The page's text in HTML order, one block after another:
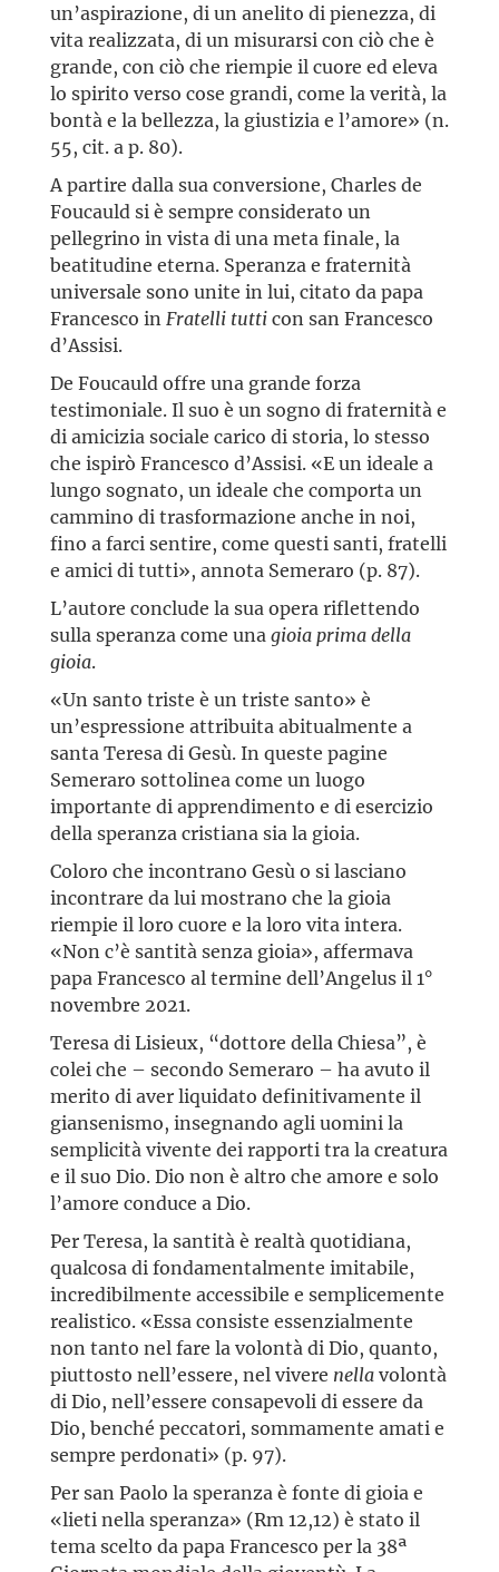
un’aspirazione, di un anelito di pienezza, di
vita realizzata, di un misurarsi con ciò che è
grande, con ciò che riempie il cuore ed eleva
lo spirito verso cose grandi, come la verità, la
bontà e la bellezza, la giustizia e l’amore» (n.
55, cit. a p. 80).
A partire dalla sua conversione, Charles de
Foucauld si è sempre considerato un
pellegrino in vista di una meta finale, la
beatitudine eterna. Speranza e fraternità
universale sono unite in lui, citato da papa
Francesco inFratelli tutticon san Francesco
d’Assisi.
De Foucauld offre una grande forza
testimoniale. Il suo è un sogno di fraternità e
di amicizia sociale carico di storia, lo stesso
che ispirò Francesco d’Assisi. «E un ideale a
lungo sognato, un ideale che comporta un
cammino di trasformazione anche in noi,
fino a farci sentire, come questi santi, fratelli
e amici di tutti», annota Semeraro (p. 87).
L’autore conclude la sua opera riflettendo
sulla speranza come unagioia prima della
gioia.
«Un santo triste è un triste santo» è
un’espressione attribuita abitualmente a
santa Teresa di Gesù. In queste pagine
Semeraro sottolinea come un luogo
importante di apprendimento e di esercizio
della speranza cristiana sia la gioia.
Coloro che incontrano Gesù o si lasciano
incontrare da lui mostrano che la gioia
riempie il loro cuore e la loro vita intera.
«Non c’è santità senza gioia», affermava
papa Francesco al termine dell’Angelus il 1°
novembre 2021.
Teresa di Lisieux, “dottore della Chiesa”, è
colei che – secondo Semeraro – ha avuto il
merito di aver liquidato definitivamente il
giansenismo, insegnando agli uomini la
semplicità vivente dei rapporti tra la creatura
e il suo Dio. Dio non è altro che amore e solo
l’amore conduce a Dio.
Per Teresa, la santità è realtà quotidiana,
qualcosa di fondamentalmente imitabile,
incredibilmente accessibile e semplicemente
realistico. «Essa consiste essenzialmente
non tanto nel fare la volontà di Dio, quanto,
piuttosto nell’essere, nel vivere nellavolontà
di Dio, nell’essere consapevoli di essere da
Dio, benché peccatori, sommamente amati e
sempre perdonati» (p. 97).
Per san Paolo la speranza è fonte di gioia e
«lieti nella speranza» (Rm 12,12) è stato il
tema scelto da papa Francesco per la 38ª